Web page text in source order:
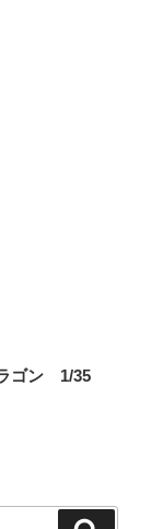
ラゴン 1/35